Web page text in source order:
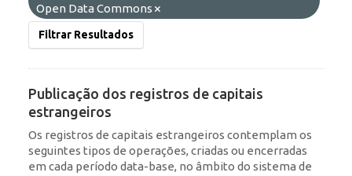
Open Data Commons
Filtrar Resultados
Publicação dos registros de capitais
estrangeiros
Os registros de capitais estrangeiros contemplam os
seguintes tipos de operações, criadas ou encerradas
em cada período data-base, no âmbito do sistema de